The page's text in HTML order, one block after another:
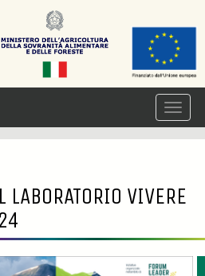
LABORATORIO VIVERE